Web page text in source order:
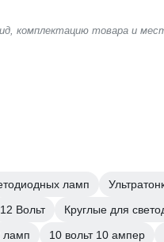
комплектацию товара и
ламп
12 Вольт
Круглые для
ламп
10 вольт 10 ампер